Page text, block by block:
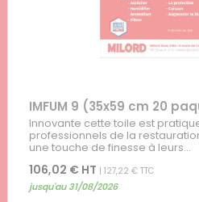
IMFUM 9 (35x59 cm 20
Innovante cette toile est
professionnels de la
une touche de finesse à leurs...
106,02 € HT | 127,22 € TTC
jusqu'au 31/08/2026